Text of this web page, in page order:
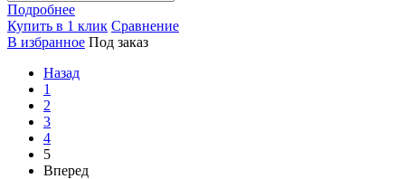
Подробнее
Купить в 1 клик Сравнение
В избранное Под заказ
Назад
1
2
3
4
5
Вперед